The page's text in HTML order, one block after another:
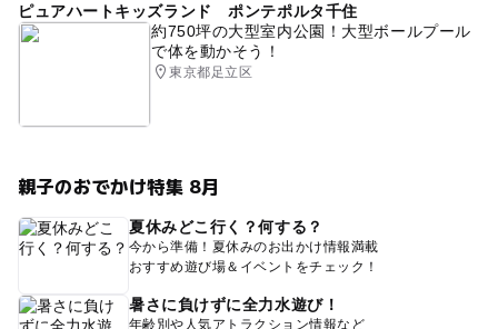
ピュアハートキッズランド ポンテポルタ千住
約750坪の大型室内公園！大型ボールプール
で体を動かそう！
東京都足立区
親子のおでかけ特集 8月
夏休みどこ行く？何する？
今から準備！夏休みのお出かけ情報満載
おすすめ遊び場＆イベントをチェック！
暑さに負けずに全力水遊び！
年齢別や人気アトラクション情報など